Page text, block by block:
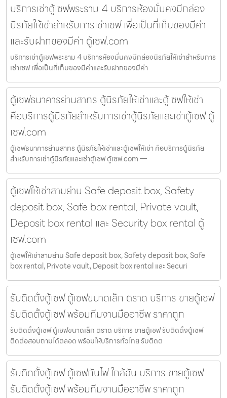
บริการเช่าตู้เซฟพระราม 4 บริการห้องมั่นคงมีกล่อง
นิรภัยให้เช่าสำหรับการเช่าเซฟ เพื่อเป็นที่เก็บของมีค่า
และรับฝากของมีค่า ตู้เซฟ.com
บริการเช่าตู้เซฟพระราม 4 บริการห้องมั่นคงมีกล่องนิรภัยให้เช่าสำหรับการ
เช่าเซฟ เพื่อเป็นที่เก็บของมีค่าและรับฝากของมีค่า
ตู้เซฟธนาคารย่านสาทร ตู้นิรภัยให้เช่าและตู้เซฟให้เช่า
คือบริการตู้นิรภัยสำหรับการเช่าตู้นิรภัยและเช่าตู้เซฟ ตู้
เซฟ.com
ตู้เซฟธนาคารย่านสาทร ตู้นิรภัยให้เช่าและตู้เซฟให้เช่า คือบริการตู้นิรภัย
สำหรับการเช่าตู้นิรภัยและเช่าตู้เซฟ ตู้เซฟ.com —
ตู้เซฟให้เช่าสามย่าน Safe deposit box, Safety
deposit box, Safe box rental, Private vault,
Deposit box rental และ Security box rental ตู้
เซฟ.com
ตู้เซฟให้เช่าสามย่าน Safe deposit box, Safety deposit box, Safe
box rental, Private vault, Deposit box rental และ Securi
รับติดตั้งตู้เซฟ ตู้เซฟขนาดเล็ก ตราด บริการ ขายตู้เซฟ
รับติดตั้งตู้เซฟ พร้อมทีมงานมืออาชีพ ราคาถูก
รับติดตั้งตู้เซฟ ตู้เซฟขนาดเล็ก ตราด บริการ ขายตู้เซฟ รับติดตั้งตู้เซฟ
ติดต่อสอบถามได้ตลอด พร้อมให้บริการทั่วไทย รับติดต
รับติดตั้งตู้เซฟ ตู้เซฟกันไฟ ใกล้ฉัน บริการ ขายตู้เซฟ
รับติดตั้งตู้เซฟ พร้อมทีมงานมืออาชีพ ราคาถูก